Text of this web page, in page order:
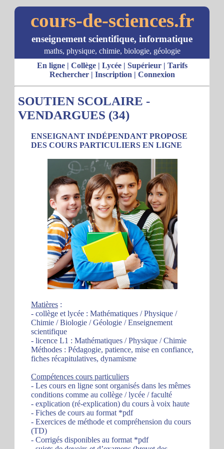
cours-de-sciences.fr
enseignement scientifique, informatique
maths, physique, chimie, biologie, géologie
En ligne| Collège| Lycée| Supérieur| Tarifs
Rechercher| Inscription | Connexion
SOUTIEN SCOLAIRE -
VENDARGUES (34)
ENSEIGNANT INDÉPENDANT PROPOSE
DES COURS PARTICULIERS EN LIGNE
Matières :
- collège et lycée : Mathématiques / Physique /
Chimie / Biologie / Géologie / Enseignement
scientifique
- licence L1 : Mathématiques / Physique / Chimie
Méthodes : Pédagogie, patience, mise en confiance,
fiches récapitulatives, dynamisme
Compétences cours particuliers
- Les cours en ligne sont organisés dans les mêmes
conditions comme au collège / lycée / faculté
- explication (ré-explication) du cours à voix haute
- Fiches de cours au format *pdf
- Exercices de méthode et compréhension du cours
(TD)
- Corrigés disponibles au format *pdf